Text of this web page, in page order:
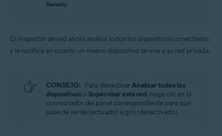
Security.
El Inspector de red ahora analiza todos los dispositivos conectados
y le notifica en cuanto un nuevo dispositivo se une a su red privada.
CONSEJO: Para desactivarAnalizar todos los
dispositivos o Supervisar esta red, haga clic en el
conmutador del panel correspondiente para que
pase de verde (activado) a gris (desactivado).